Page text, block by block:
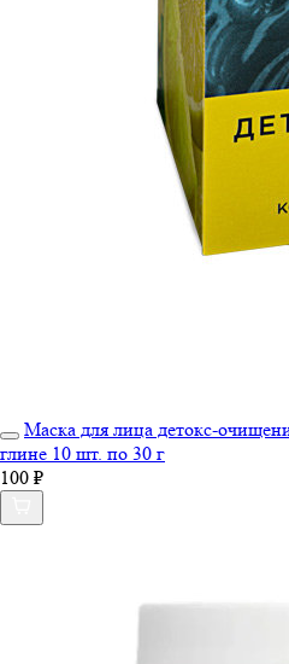
Маска для лица детокс-
глине 10 шт. по 30 г
100 ₽